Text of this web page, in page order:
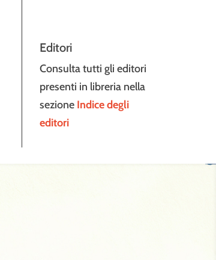
Editori
Consulta tutti gli editori
presenti in libreria nella
sezione Indice degli
editori